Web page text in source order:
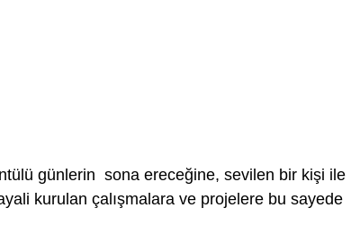
günlerin sona ereceğine, sevilen bir kişi ile
kurulan çalışmalara ve projelere bu sayede